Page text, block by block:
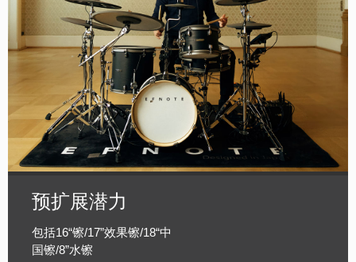
预扩展潜力
包括16“镲/17”效果镲/18“中
国镲/8”水镲